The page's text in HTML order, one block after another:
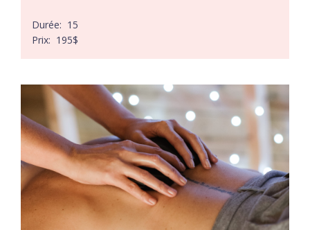
Durée: 15
Prix: 195$